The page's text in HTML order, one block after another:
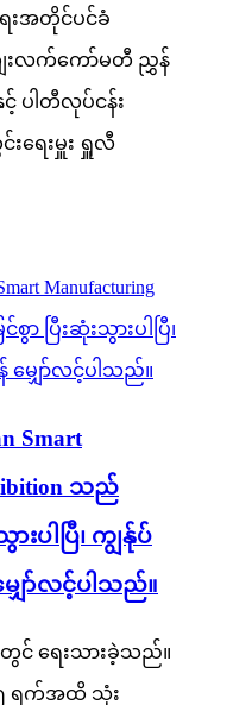
ေးအတိုင်ပင်ခံ
းလက်ကော်မတီ ညွှန်
နှင့် ပါတီလုပ်ငန်း
ေးမှူး ရှူလီ
Smart
သည်
းပါပြီ၊ ကျွန်ုပ်
ာ်လင့်ပါသည်။
တွင် ရေးသားခဲ့သည်။
ရက်အထိ သုံး